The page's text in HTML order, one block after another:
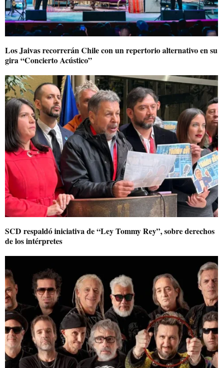
Los Jaivas recorrerán Chile con un repertorio alternativo en su
gira “Concierto Acústico”
SCD respaldó iniciativa de “Ley Tommy Rey”, sobre derechos
de los intérpretes